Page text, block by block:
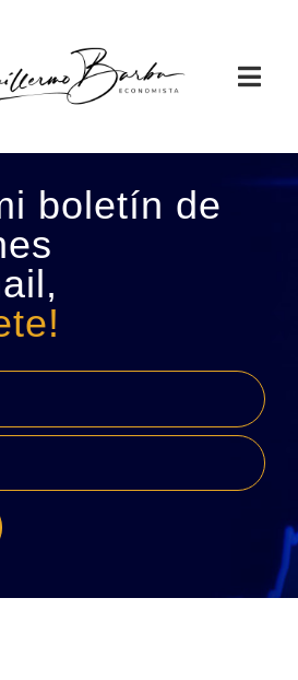
boletín de